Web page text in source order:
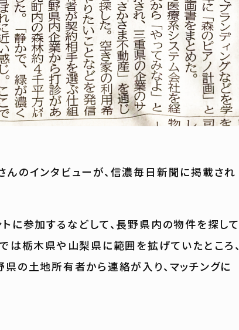
のインタビューが、信濃毎日新聞に掲載され
に参加するなどして、長野県内の物件を探して
は栃木県や山梨県に範囲を拡げていたところ、
の土地所有者から連絡が入り、マッチングに